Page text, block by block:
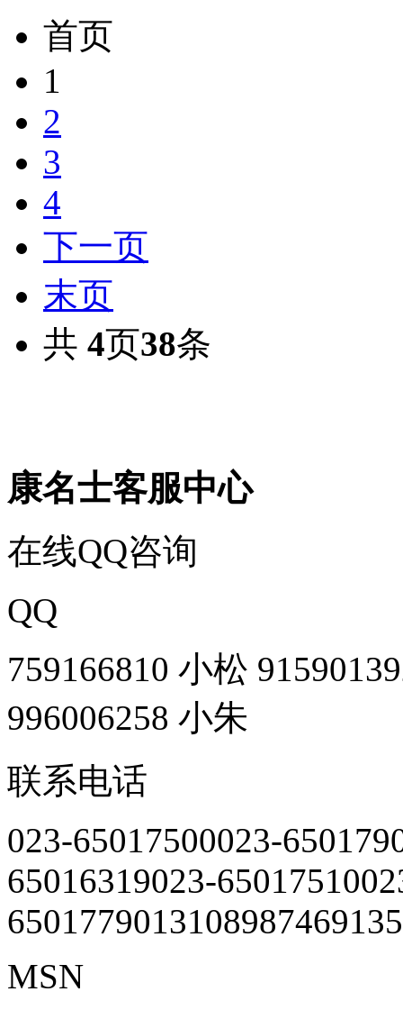
首页
1
2
3
4
下一页
末页
共 4页38条
康名士客服中心
在线QQ咨询
QQ
759166810 小松
996006258 小朱
联系电话
023-65017500023-
65016319023-65017510
6501779013108987469
MSN